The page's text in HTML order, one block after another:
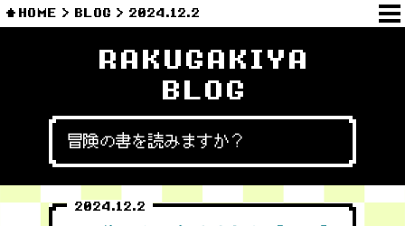
HOME BLOG 2024.12.2
RAKUGAKIYA
BLOG
冒険の書を読みますか？
2024.12.2